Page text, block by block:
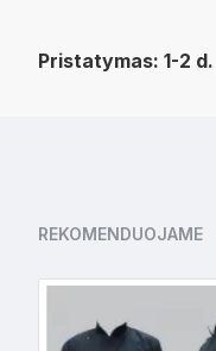
Pristatymas: 1-2
REKOMENDUOJAME